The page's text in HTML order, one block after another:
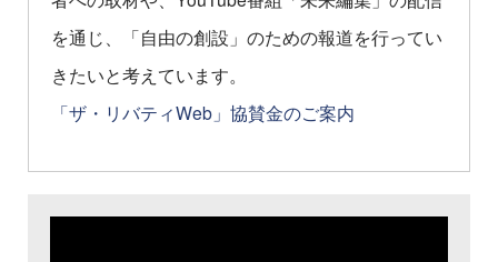
を通じ、「自由の創設」のための報道を行ってい
きたいと考えています。
「ザ・リバティWeb」協賛金のご案内